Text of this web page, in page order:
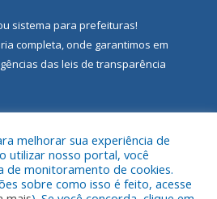
sistema para prefeituras!
completa, onde garantimos em
das leis de transparência
melhorar sua experiência de
utilizar nosso portal, você
de monitoramento de cookies.
sobre como isso é feito, acesse